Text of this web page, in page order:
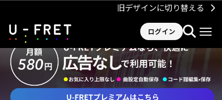
旧デザインに切り替える
ログイン